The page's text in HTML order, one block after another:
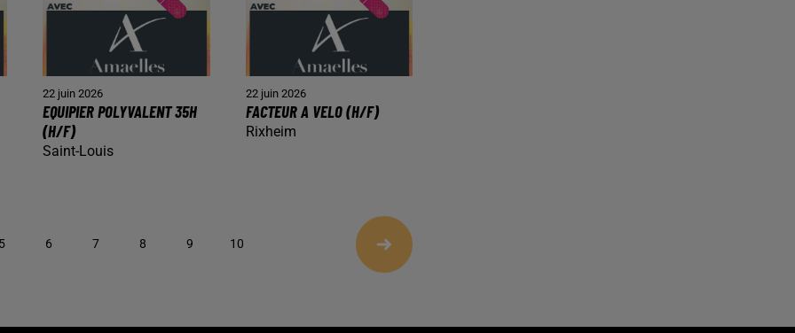
22 juin 2026
EQUIPIER POLYVALENT 35H
(H/F)
Saint-Louis
22 juin 2026
FACTEUR A VELO (H/F)
Rixheim
5 6 7 8 9 10